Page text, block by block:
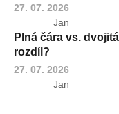
27. 07. 2026
Jan
Plná čára vs.
rozdíl?
27. 07. 2026
Jan